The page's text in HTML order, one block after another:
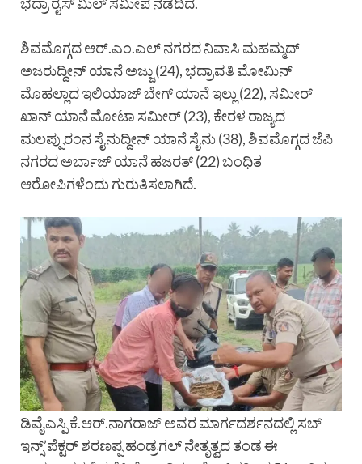
ಶಿವಮೊಗ್ಗದ ಆರ್.ಎಂ.ಎಲ್ ನಗರದ ನಿವಾಸಿ ಮಹಮ್ಮದ್
ಅಜರುದ್ದೀನ್ ಯಾನೆ ಅಜ್ಜು (24), ಭದ್ರಾವತಿ ಮೋಮಿನ್
ಮೊಹಲ್ಲಾದ ಇಲಿಯಾಜ್ ಬೇಗ್ ಯಾನೆ ಇಲ್ಲು (22), ಸಮೀರ್
ಖಾನ್ ಯಾನೆ ಮೋಟಾ ಸಮೀರ್ (23), ಕೇರಳ ರಾಜ್ಯದ
ಮಲಪ್ಪುರಂನ ಸೈನುದ್ದೀನ್ ಯಾನೆ ಸೈನು (38), ಶಿವಮೊಗ್ಗದ ಜೆಪಿ
ನಗರದ ಅರ್ಬಾಜ್ ಯಾನೆ ಹಜರತ್ (22) ಬಂಧಿತ
ಆರೋಪಿಗಳೆಂದು ಗುರುತಿಸಲಾಗಿದೆ.
ಡಿವೈಎಸ್ಪಿ ಕೆ.ಆರ್.ನಾಗರಾಜ್ ಅವರ ಮಾರ್ಗದರ್ಶನದಲ್ಲಿ ಸಬ್
ಇನ್ಸ್’ಪೆಕ್ಟರ್ ಶರಣಪ್ಪ ಹಂಡ್ರಗಲ್ ನೇತೃತ್ವದ ತಂಡ ಈ